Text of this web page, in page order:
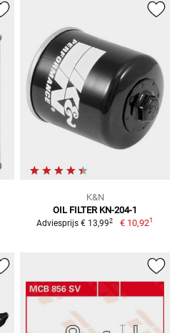
K&N
OIL FILTER KN-204-1
Adviesprijs € 13,992 € 10,921